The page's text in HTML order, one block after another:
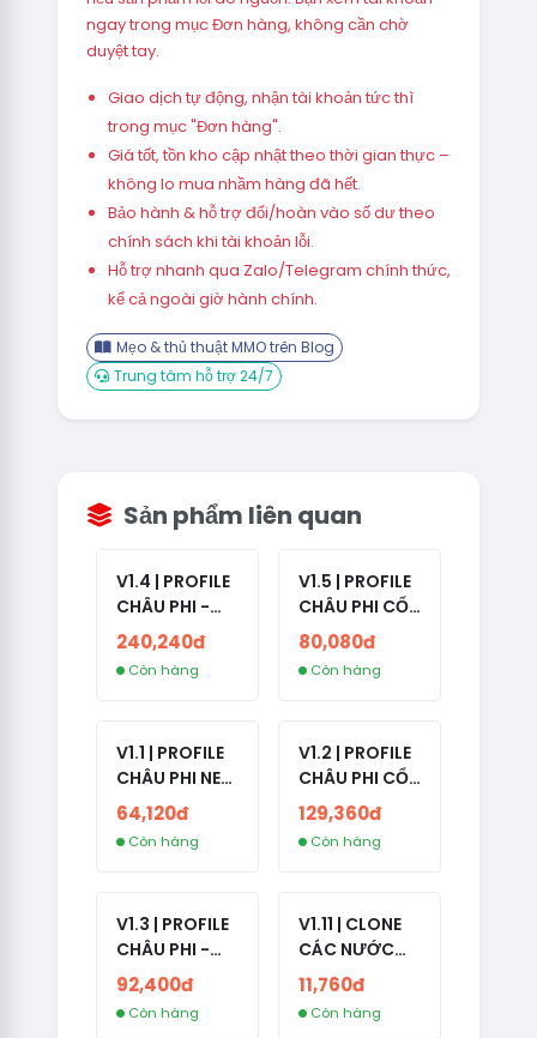
ngay trong mục Đơn hàng, không cần chờ
duyệt tay.
Giao dịch tự động, nhận tài khoản tức thì
trong mục "Đơn hàng".
Giá tốt, tồn kho cập nhật theo thời gian thực –
không lo mua nhầm hàng đã hết.
Bảo hành & hỗ trợ đổi/hoàn vào số dư theo
chính sách khi tài khoản lỗi.
Hỗ trợ nhanh qua Zalo/Telegram chính thức,
kể cả ngoài giờ hành chính.
Mẹo & thủ thuật MMO trên Blog
Trung tâm hỗ trợ 24/7
Sản phẩm liên quan
V1.4 | PROFILE
CHÂU PHI -
ETHIOPIA CỔ -
NO 2FA -
RANDOM BẠN
240,240đ
Còn hàng
V1.5 | PROFILE
CHÂU PHI CỔ
- NO 2FA -
LẪN 2024 -
LIVE ADS
80,080đ
Còn hàng
V1.1 | PROFILE
CHÂU PHI NEW
- NO 2FA - ĐA
SỐ BẠN BÈ
CAO
64,120đ
Còn hàng
V1.2 | PROFILE
CHÂU PHI CỔ
- NO 2FA -
LIVE ADS -
NĂM TẠO
129,360đ
Còn hàng
V1.3 | PROFILE
CHÂU PHI -
NO 2FA - LIVE
ADS
92,400đ
Còn hàng
V1.11 | CLONE
CÁC NƯỚC
CÓ 2FA -
INDIA - HÀNG
1 HOTMAIL
11,760đ
Còn hàng